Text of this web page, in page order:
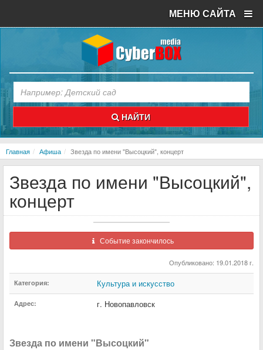
МЕНЮ САЙТА
НАЙТИ
Главная Афиша Звезда по имени "Высоцкий", концерт
Звезда по имени "Высоцкий",
концерт
Событие закончилось
Опубликовано: 19.01.2018 г.
Категория: Культура и искусство
Адрес: г. Новопавловск
Звезда по имени "Высоцкий"